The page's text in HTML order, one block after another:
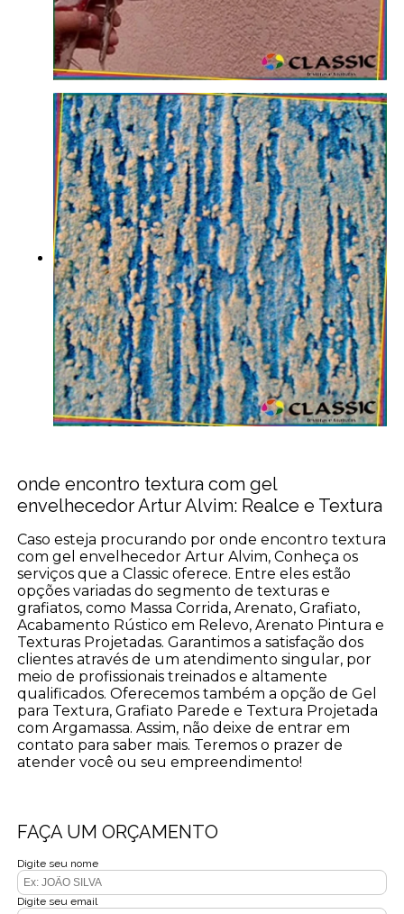
onde encontro textura com gel
envelhecedor Artur Alvim: Realce e Textura
Caso esteja procurando por onde encontro textura
com gel envelhecedor Artur Alvim, Conheça os
serviços que a Classic oferece. Entre eles estão
opções variadas do segmento de texturas e
grafiatos, como Massa Corrida, Arenato, Grafiato,
Acabamento Rústico em Relevo, Arenato Pintura e
Texturas Projetadas. Garantimos a satisfação dos
clientes através de um atendimento singular, por
meio de profissionais treinados e altamente
qualificados. Oferecemos também a opção de Gel
para Textura, Grafiato Parede e Textura Projetada
com Argamassa. Assim, não deixe de entrar em
contato para saber mais. Teremos o prazer de
atender você ou seu empreendimento!
FAÇA UM ORÇAMENTO
Digite seu nome
Digite seu email